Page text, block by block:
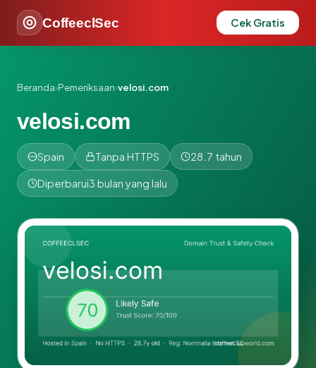
CoffeeclSec Cek Gratis
Beranda›Pemeriksaan›velosi.com
velosi.com
Spain Tanpa HTTPS 28.7 tahun
Diperbarui3 bulan yang lalu